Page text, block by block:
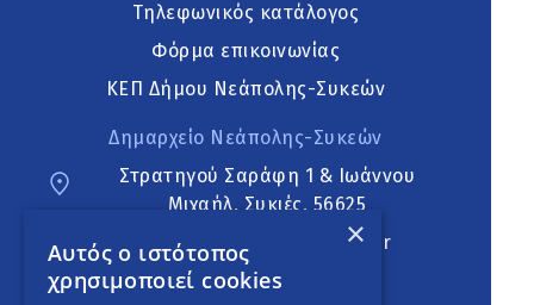
Τηλεφωνικός κατάλογος
Φόρμα επικοινωνίας
ΚΕΠ Δήμου Νεάπολης-Συκεών
Δημαρχείο Νεάπολης-Συκεών
Στρατηγού Σαράφη 1 & Ιωάννου
Μιχαήλ, Συκιές, 56625
neapoli.sykies@ddt.gov.gr
Ακολουθήστε
×
Αυτός ο ιστότοπος
χρησιμοποιεί cookies